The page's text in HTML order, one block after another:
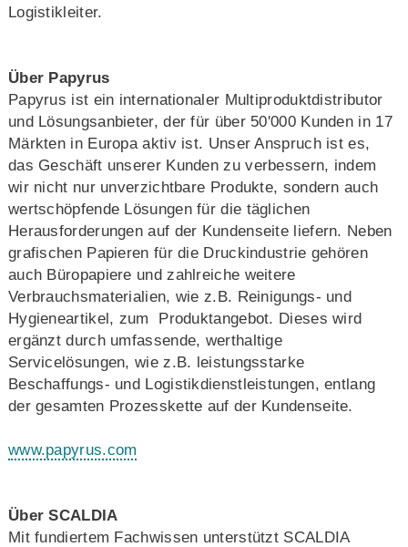
Logistikleiter.
Über Papyrus
Papyrus ist ein internationaler Multiproduktdistributor
und Lösungsanbieter, der für über 50'000 Kunden in 17
Märkten in Europa aktiv ist. Unser Anspruch ist es,
das Geschäft unserer Kunden zu verbessern, indem
wir nicht nur unverzichtbare Produkte, sondern auch
wertschöpfende Lösungen für die täglichen
Herausforderungen auf der Kundenseite liefern. Neben
grafischen Papieren für die Druckindustrie gehören
auch Büropapiere und zahlreiche weitere
Verbrauchsmaterialien, wie z.B. Reinigungs- und
Hygieneartikel, zum Produktangebot. Dieses wird
ergänzt durch umfassende, werthaltige
Servicelösungen, wie z.B. leistungsstarke
Beschaffungs- und Logistikdienstleistungen, entlang
der gesamten Prozesskette auf der Kundenseite.
www.papyrus.com
Über SCALDIA
Mit fundiertem Fachwissen unterstützt SCALDIA